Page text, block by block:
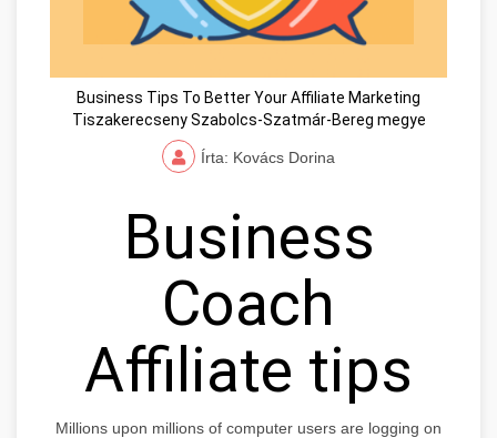
Business Tips To Better Your Affiliate Marketing
Tiszakerecseny Szabolcs-Szatmár-Bereg megye
Írta: Kovács Dorina
Business
Coach
Affiliate tips
Millions upon millions of computer users are logging on